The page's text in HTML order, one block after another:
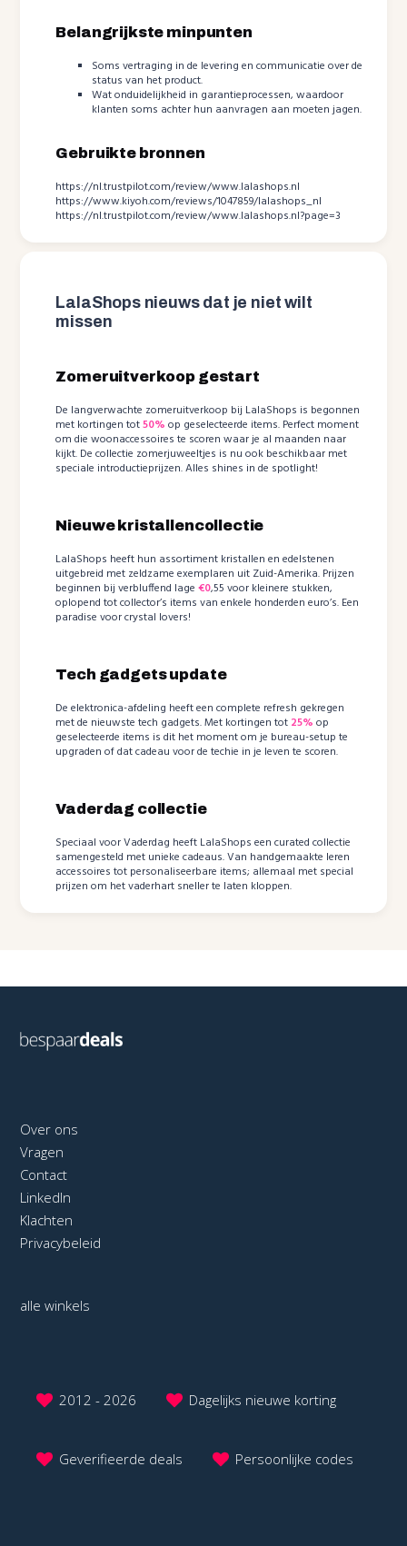
Belangrijkste minpunten
Soms vertraging in de levering en communicatie over de
status van het product.
Wat onduidelijkheid in garantieprocessen, waardoor
klanten soms achter hun aanvragen aan moeten jagen.
Gebruikte bronnen
https://nl.trustpilot.com/review/www.lalashops.nl
https://www.kiyoh.com/reviews/1047859/lalashops_nl
https://nl.trustpilot.com/review/www.lalashops.nl?page=3
LalaShops nieuws dat je niet wilt
missen
Zomeruitverkoop gestart
De langverwachte zomeruitverkoop bij LalaShops is begonnen
met kortingen tot50% op geselecteerde items. Perfect moment
om die woonaccessoires te scoren waar je al maanden naar
kijkt. De collectie zomerjuweeltjes is nu ook beschikbaar met
speciale introductieprijzen. Alles shines in de spotlight!
Nieuwe kristallencollectie
LalaShops heeft hun assortiment kristallen en edelstenen
uitgebreid met zeldzame exemplaren uit Zuid-Amerika. Prijzen
beginnen bij verbluffend lage€0,55 voor kleinere stukken,
oplopend tot collector’s items van enkele honderden euro’s. Een
paradise voor crystal lovers!
Tech gadgets update
De elektronica-afdeling heeft een complete refresh gekregen
met de nieuwste tech gadgets. Met kortingen tot 25% op
geselecteerde items is dit het moment om je bureau-setup te
upgraden of dat cadeau voor de techie in je leven te scoren.
Vaderdag collectie
Speciaal voor Vaderdag heeft LalaShops een curated collectie
samengesteld met unieke cadeaus. Van handgemaakte leren
accessoires tot personaliseerbare items; allemaal met special
prijzen om het vaderhart sneller te laten kloppen.
Over ons
Vragen
Contact
LinkedIn
Klachten
Privacybeleid
alle winkels
2012 - 2026 Dagelijks nieuwe korting
Geverifieerde deals Persoonlijke codes